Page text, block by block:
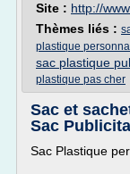
Site : http://
Thèmes liés :
plastique
sac plastique
plastique pas cher
Sac et
Sac
Sac Plastique